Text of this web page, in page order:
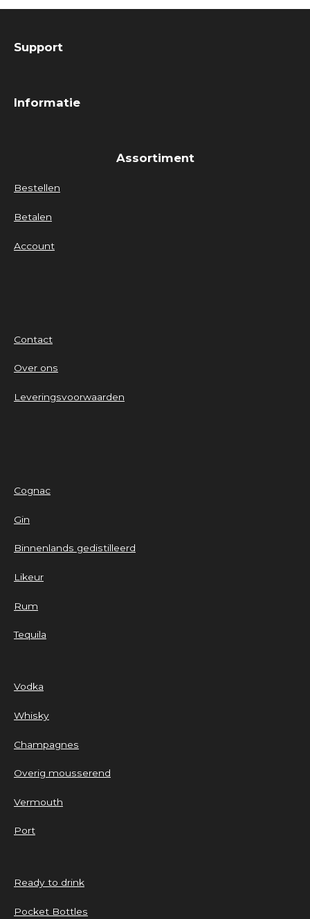
Support
Informatie
Assortiment
Bestellen
Betalen
Account
Contact
Over ons
Leveringsvoorwaarden
Cognac
Gin
Binnenlands gedistilleerd
Likeur
Rum
Tequila
Vodka
Whisky
Champagnes
Overig mousserend
Vermouth
Port
Ready to drink
Pocket Bottles